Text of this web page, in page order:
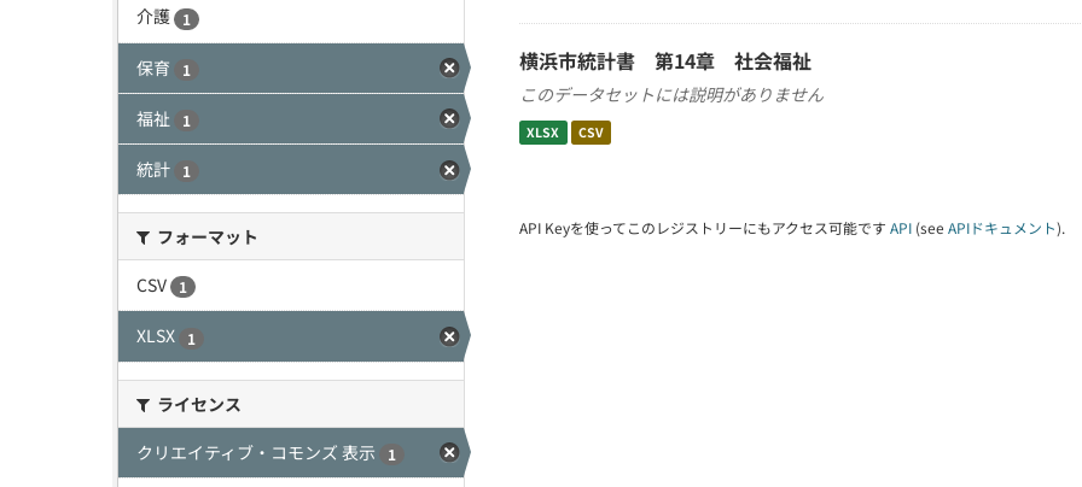
介護
1
保育 1
福祉 1
統計 1
フォーマット
CSV
1
XLSX 1
ライセンス
クリエイティブ・コモンズ 表示
1
横浜市統計書 第14章 社会福祉
このデータセットには説明がありません
XLSX CSV
API Keyを使ってこのレジストリーにもアクセス可能です API (see APIドキュメント).